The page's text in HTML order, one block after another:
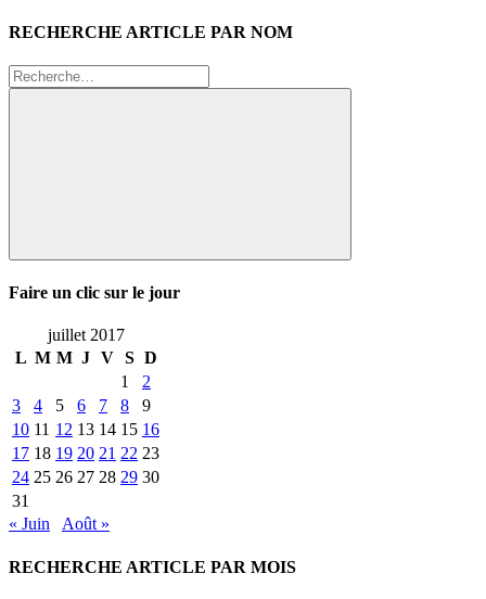
RECHERCHE ARTICLE PAR NOM
Recherche
pour
Rechercher
Faire un clic sur le jour
juillet 2017
L M M J V S D
1
2
3
4 5 6 7 8
9
10 11 12 13 14 15 16
17 18 19 20 21 22 23
24 25 26 27 28 29 30
31
« Juin
Août »
RECHERCHE ARTICLE PAR MOIS